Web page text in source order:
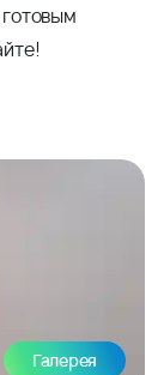
Галерея